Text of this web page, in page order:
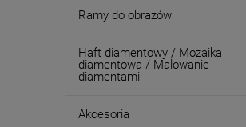
Ramy do obrazów
Haft diamentowy / Mozaika
diamentowa / Malowanie
diamentami
Akcesoria